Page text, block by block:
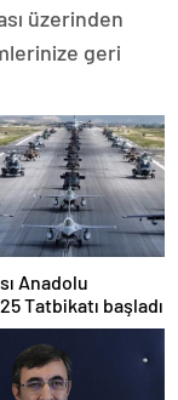
üzerinden
geri
Anadolu
Tatbikatı başladı